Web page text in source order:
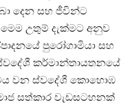
දෙන සහ ජීවින්ට
උතුම් දැක්මට අනුව
පුරෝගාමියා සහ
කර්මාන්තායතනයේ
වන ස්වදේශී කොහොඹ
සත්කාර වැඩසටහනක්